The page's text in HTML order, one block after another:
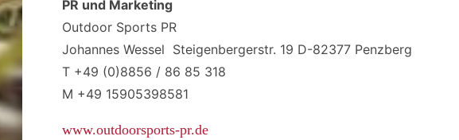
PR und Marketing
Outdoor Sports PR
Johannes Wessel Steigenbergerstr. 19 D-82377 Penzberg
T +49 (0)8856 / 86 85 318
M +49 15905398581
www.outdoorsports-pr.de